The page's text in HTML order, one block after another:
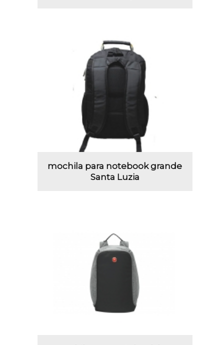
mochila para notebook grande
Santa Luzia